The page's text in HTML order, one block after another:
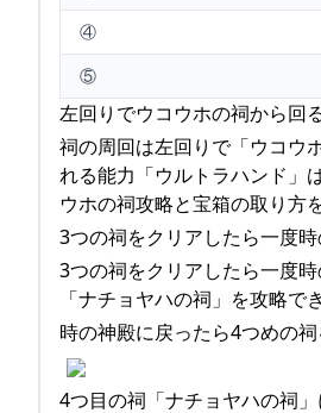
④
⑤
左回りでウコウホの祠から回
祠の周回は左回りで「ウコウ
れる能力「ウルトラハンド」
ウホの祠攻略と宝箱の取り方
3つの祠をクリアしたら一度
3つの祠をクリアしたら一度
「ナチョヤハの祠」を攻略
時の神殿に戻ったら4つめの
4つ目の祠「ナチョヤハの祠